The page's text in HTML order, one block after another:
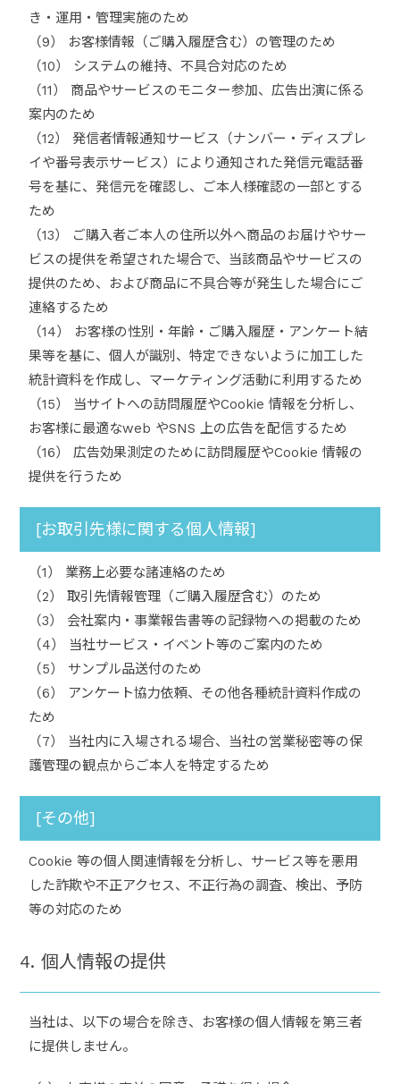
き・運用・管理実施のため
（9） お客様情報（ご購入履歴含む）の管理のため
（10） システムの維持、不具合対応のため
（11） 商品やサービスのモニター参加、広告出演に係る
案内のため
（12） 発信者情報通知サービス（ナンバー・ディスプレ
イや番号表示サービス）により通知された発信元電話番
号を基に、発信元を確認し、ご本人様確認の一部とする
ため
（13） ご購入者ご本人の住所以外へ商品のお届けやサー
ビスの提供を希望された場合で、当該商品やサービスの
提供のため、および商品に不具合等が発生した場合にご
連絡するため
（14） お客様の性別・年齢・ご購入履歴・アンケート結
果等を基に、個人が識別、特定できないように加工した
統計資料を作成し、マーケティング活動に利用するため
（15） 当サイトへの訪問履歴やCookie 情報を分析し、
お客様に最適なweb やSNS 上の広告を配信するため
（16） 広告効果測定のために訪問履歴やCookie 情報の
提供を行うため
[お取引先様に関する個人情報]
（1） 業務上必要な諸連絡のため
（2） 取引先情報管理（ご購入履歴含む）のため
（3） 会社案内・事業報告書等の記録物への掲載のため
（4） 当社サービス・イベント等のご案内のため
（5） サンプル品送付のため
（6） アンケート協力依頼、その他各種統計資料作成の
ため
（7） 当社内に入場される場合、当社の営業秘密等の保
護管理の観点からご本人を特定するため
[その他]
Cookie 等の個人関連情報を分析し、サービス等を悪用
した詐欺や不正アクセス、不正行為の調査、検出、予防
等の対応のため
4. 個人情報の提供
当社は、以下の場合を除き、お客様の個人情報を第三者
に提供しません。